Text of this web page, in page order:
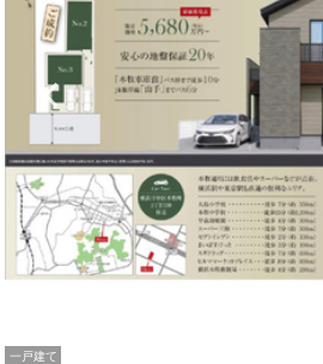
Previous
一戸建て